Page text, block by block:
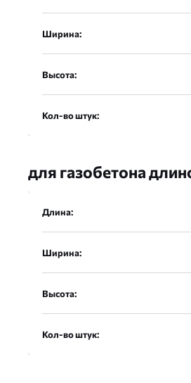
Ширина:
Высота:
Кол-во штук:
для газобетона
Длина
Ширина
Высота
Кол-во штук
Длина:
Ширина:
Высота:
Кол-во штук: